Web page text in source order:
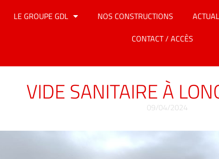
LE GROUPE GDL NOS CONSTRUCTIONS
CONTACT / ACCÈS
VIDE SANITAIRE À
09/04/2024